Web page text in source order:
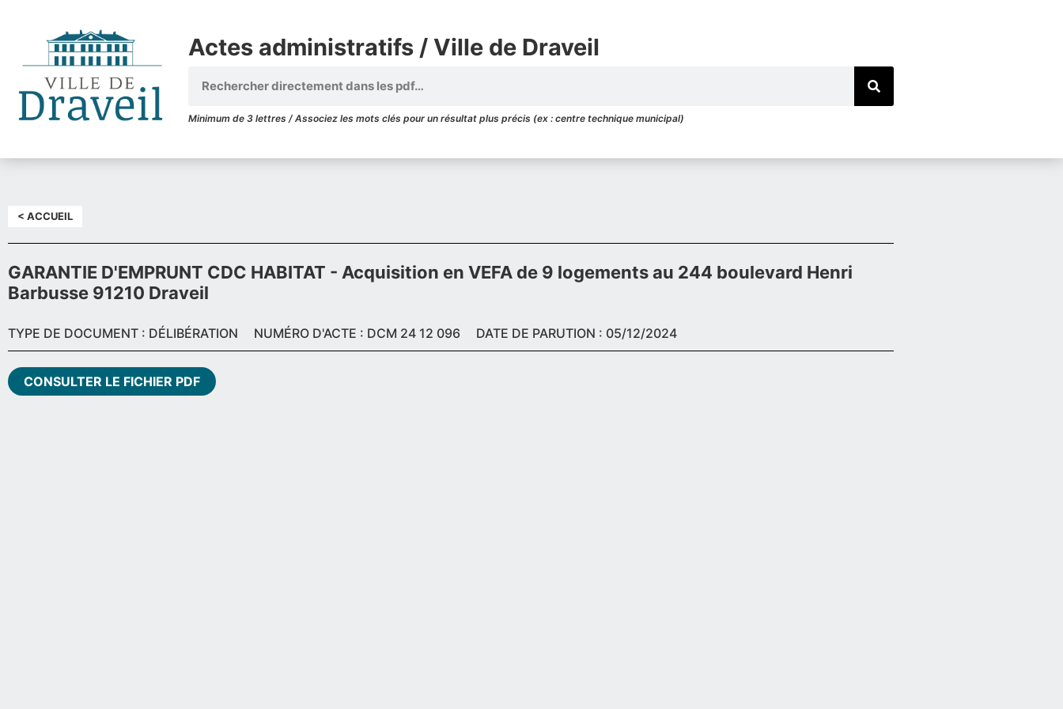
Actes administratifs / Ville de Draveil
Minimum de 3 lettres / Associez les mots clés pour un résultat plus précis (ex : centre technique municipal)
< ACCUEIL
GARANTIE D'EMPRUNT CDC HABITAT - Acquisition en VEFA de 9 logements au 244 boulevard Henri
Barbusse 91210 Draveil
TYPE DE DOCUMENT : DÉLIBÉRATION NUMÉRO D'ACTE : DCM 24 12 096 DATE DE PARUTION : 05/12/2024
CONSULTER LE FICHIER PDF